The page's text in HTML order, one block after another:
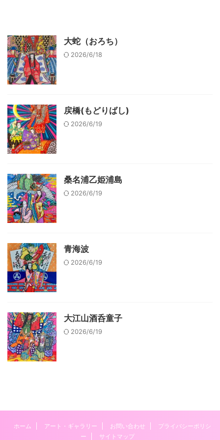
大蛇（おろち）
2026/6/18
戻橋(もどりばし)
2026/6/19
桑名浦乙姫浦島
2026/6/19
青海波
2026/6/19
大江山酒呑童子
2026/6/19
ホーム アート・ギャラリー お問い合わせ
プライバシーポリシ
ー
サイトマップ